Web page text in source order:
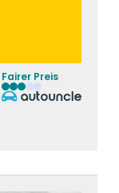
Fairer Preis